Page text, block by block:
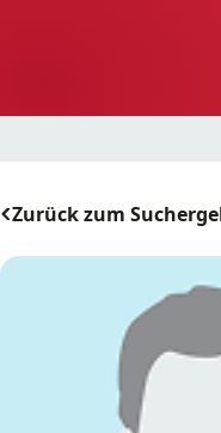
Zurück zum